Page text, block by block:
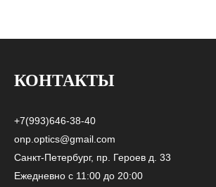
КОНТАКТЫ
+7(993)646-38-40
onp.optics@gmail.com
Санкт-Петербург, пр. Героев д. 33
Ежедневно с 11:00 до 20:00